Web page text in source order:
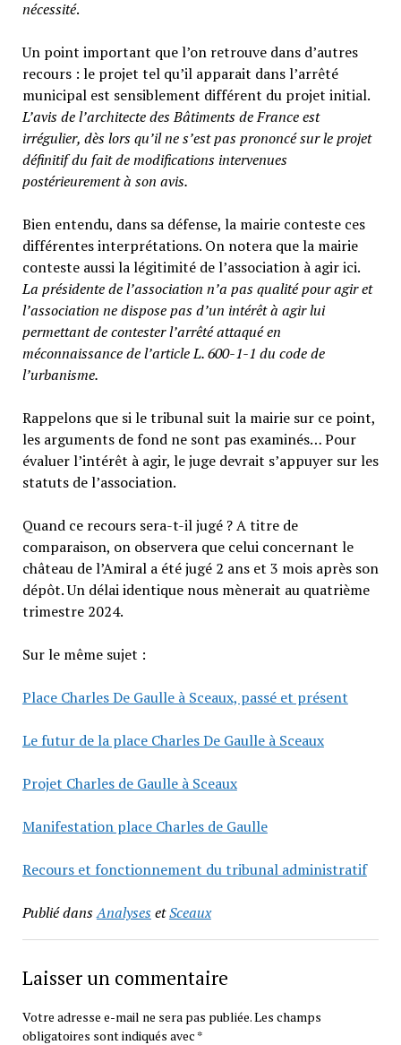
nécessité.
Un point important que l’on retrouve dans d’autres
recours : le projet tel qu’il apparait dans l’arrêté
municipal est sensiblement différent du projet initial.
L’avis de l’architecte des Bâtiments de France est
irrégulier, dès lors qu’il ne s’est pas prononcé sur le projet
définitif du fait de modifications intervenues
postérieurement à son avis.
Bien entendu, dans sa défense, la mairie conteste ces
différentes interprétations. On notera que la mairie
conteste aussi la légitimité de l’association à agir ici.
La présidente de l’association n’a pas qualité pour agir et
l’association ne dispose pas d’un intérêt à agir lui
permettant de contester l’arrêté attaqué en
méconnaissance de l’article L. 600-1-1 du code de
l’urbanisme.
Rappelons que si le tribunal suit la mairie sur ce point,
les arguments de fond ne sont pas examinés… Pour
évaluer l’intérêt à agir, le juge devrait s’appuyer sur les
statuts de l’association.
Quand ce recours sera-t-il jugé ? A titre de
comparaison, on observera que celui concernant le
château de l’Amiral a été jugé 2 ans et 3 mois après son
dépôt. Un délai identique nous mènerait au quatrième
trimestre 2024.
Sur le même sujet :
Place Charles De Gaulle à Sceaux, passé et présent
Le futur de la place Charles De Gaulle à Sceaux
Projet Charles de Gaulle à Sceaux
Manifestation place Charles de Gaulle
Recours et fonctionnement du tribunal administratif
Publié dansAnalysesetSceaux
Laisser un commentaire
Votre adresse e-mail ne sera pas publiée.Les champs
obligatoires sont indiqués avec *